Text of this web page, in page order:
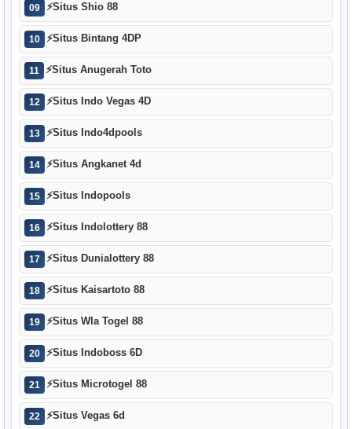
09 ⚡Situs Shio 88
10 ⚡Situs Bintang 4DP
11 ⚡Situs Anugerah Toto
12 ⚡Situs Indo Vegas 4D
13 ⚡Situs Indo4dpools
14 ⚡Situs Angkanet 4d
15 ⚡Situs Indopools
16 ⚡Situs Indolottery 88
17 ⚡Situs Dunialottery 88
18 ⚡Situs Kaisartoto 88
19 ⚡Situs Wla Togel 88
20 ⚡Situs Indoboss 6D
21 ⚡Situs Microtogel 88
22 ⚡Situs Vegas 6d